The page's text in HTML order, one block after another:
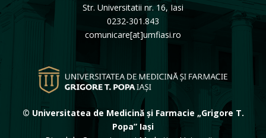
Str. Universitatii nr. 16, Iasi
0232-301.843
comunicare[at]umfiasi.ro
© Universitatea de Medicină și Farmacie „Grigore T.
Popa” Iași